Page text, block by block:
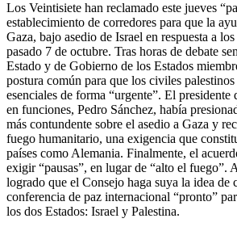
Los Veintisiete han reclamado este jueves
establecimiento de corredores para que la
Gaza, bajo asedio de Israel en respuesta a
pasado 7 de octubre. Tras horas de debate
Estado y de Gobierno de los Estados
postura común para que los civiles
esenciales de forma “urgente”. El presidente
en funciones, Pedro Sánchez, había
más contundente sobre el asedio a Gaza y
fuego humanitario, una exigencia que
países como Alemania. Finalmente, el
exigir “pausas”, en lugar de “alto el fuego”.
logrado que el Consejo haga suya la idea de
conferencia de paz internacional “pronto”
los dos Estados: Israel y Palestina.